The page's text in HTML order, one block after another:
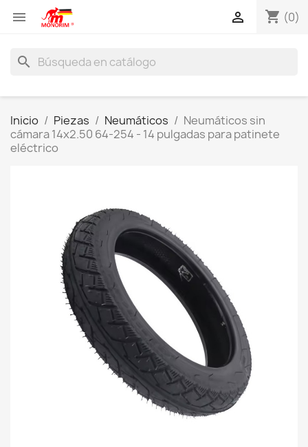
 shopping_cart (0)

search
Inicio Piezas Neumáticos
Neumáticos sin
cámara 14x2.50 64-254 - 14 pulgadas para patinete
eléctrico